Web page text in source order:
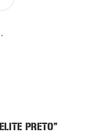
PRETO”